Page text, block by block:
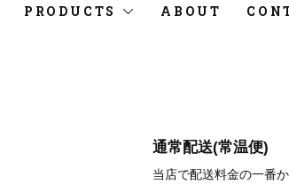
PRODUCTS ABOUT
通常配送(常温便)
当店で配送料金の一番